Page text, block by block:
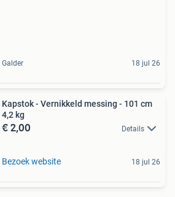
Galder 18 jul 26
Kapstok - Vernikkeld messing - 101 cm
4,2 kg
€ 2,00 Details
Bezoek website 18 jul 26